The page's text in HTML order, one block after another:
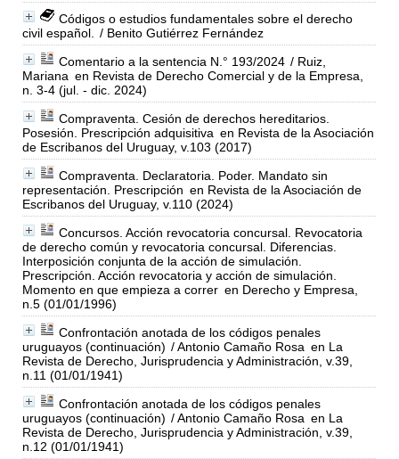
Códigos o estudios fundamentales sobre el derecho
civil español.
/ Benito Gutiérrez Fernández
Comentario a la sentencia N.° 193/2024 / Ruiz,
Mariana en Revista de Derecho Comercial y de la Empresa,
n. 3-4 (jul. - dic. 2024)
Compraventa. Cesión de derechos hereditarios.
Posesión. Prescripción adquisitiva en Revista de la Asociación
de Escribanos del Uruguay, v.103 (2017)
Compraventa. Declaratoria. Poder. Mandato sin
representación. Prescripción en Revista de la Asociación de
Escribanos del Uruguay, v.110 (2024)
Concursos. Acción revocatoria concursal. Revocatoria
de derecho común y revocatoria concursal. Diferencias.
Interposición conjunta de la acción de simulación.
Prescripción. Acción revocatoria y acción de simulación.
Momento en que empieza a correr en Derecho y Empresa,
n.5 (01/01/1996)
Confrontación anotada de los códigos penales
uruguayos (continuación) / Antonio Camaño Rosa en La
Revista de Derecho, Jurisprudencia y Administración, v.39,
n.11 (01/01/1941)
Confrontación anotada de los códigos penales
uruguayos (continuación) / Antonio Camaño Rosa en La
Revista de Derecho, Jurisprudencia y Administración, v.39,
n.12 (01/01/1941)